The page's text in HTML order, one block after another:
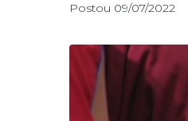
Postou 09/07/2022